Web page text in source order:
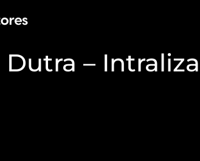
Dutra – Intraliza